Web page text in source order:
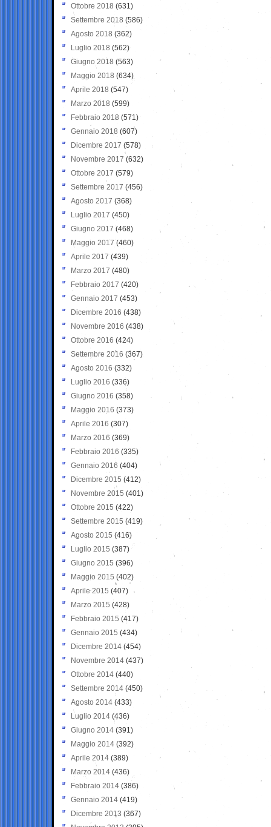
Ottobre 2018 (631)
Settembre 2018 (586)
Agosto 2018 (362)
Luglio 2018 (562)
Giugno 2018 (563)
Maggio 2018 (634)
Aprile 2018 (547)
Marzo 2018 (599)
Febbraio 2018 (571)
Gennaio 2018 (607)
Dicembre 2017 (578)
Novembre 2017 (632)
Ottobre 2017 (579)
Settembre 2017 (456)
Agosto 2017 (368)
Luglio 2017 (450)
Giugno 2017 (468)
Maggio 2017 (460)
Aprile 2017 (439)
Marzo 2017 (480)
Febbraio 2017 (420)
Gennaio 2017 (453)
Dicembre 2016 (438)
Novembre 2016 (438)
Ottobre 2016 (424)
Settembre 2016 (367)
Agosto 2016 (332)
Luglio 2016 (336)
Giugno 2016 (358)
Maggio 2016 (373)
Aprile 2016 (307)
Marzo 2016 (369)
Febbraio 2016 (335)
Gennaio 2016 (404)
Dicembre 2015 (412)
Novembre 2015 (401)
Ottobre 2015 (422)
Settembre 2015 (419)
Agosto 2015 (416)
Luglio 2015 (387)
Giugno 2015 (396)
Maggio 2015 (402)
Aprile 2015 (407)
Marzo 2015 (428)
Febbraio 2015 (417)
Gennaio 2015 (434)
Dicembre 2014 (454)
Novembre 2014 (437)
Ottobre 2014 (440)
Settembre 2014 (450)
Agosto 2014 (433)
Luglio 2014 (436)
Giugno 2014 (391)
Maggio 2014 (392)
Aprile 2014 (389)
Marzo 2014 (436)
Febbraio 2014 (386)
Gennaio 2014 (419)
Dicembre 2013 (367)